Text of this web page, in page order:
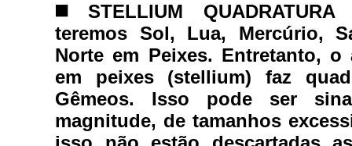
◼️ STELLIUM
teremos Sol, Lua, Mercúrio,
Norte em Peixes. Entretanto, o
em peixes (stellium) faz
Gêmeos. Isso pode ser
magnitude, de tamanhos